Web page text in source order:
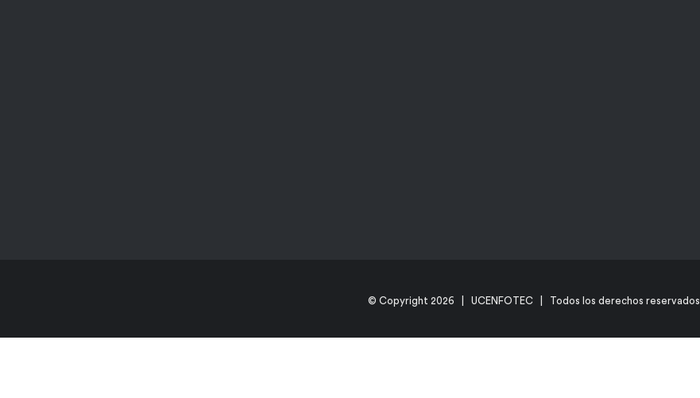
© Copyright 2026 | UCENFOTEC | Todos los derechos reservados